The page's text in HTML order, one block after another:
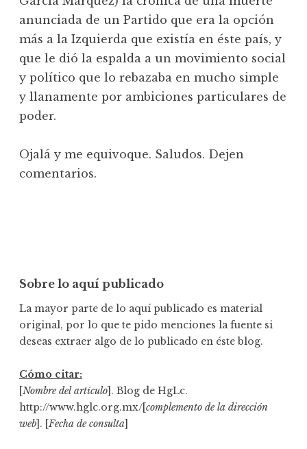
anunciada de un Partido que era la opción
más a la Izquierda que existía en éste país, y
que le dió la espalda a un movimiento social
y político que lo rebazaba en mucho simple
y llanamente por ambiciones particulares de
poder.
Ojalá y me equivoque. Saludos. Dejen
comentarios.
Sobre lo aquí publicado
La mayor parte de lo aquí publicado es material
original, por lo que te pido menciones la fuente si
deseas extraer algo de lo publicado en éste blog.
Cómo citar:
[Nombre del artículo]. Blog de HgLc.
http://www.hglc.org.mx/[complemento de la dirección
web]. [Fecha de consulta]